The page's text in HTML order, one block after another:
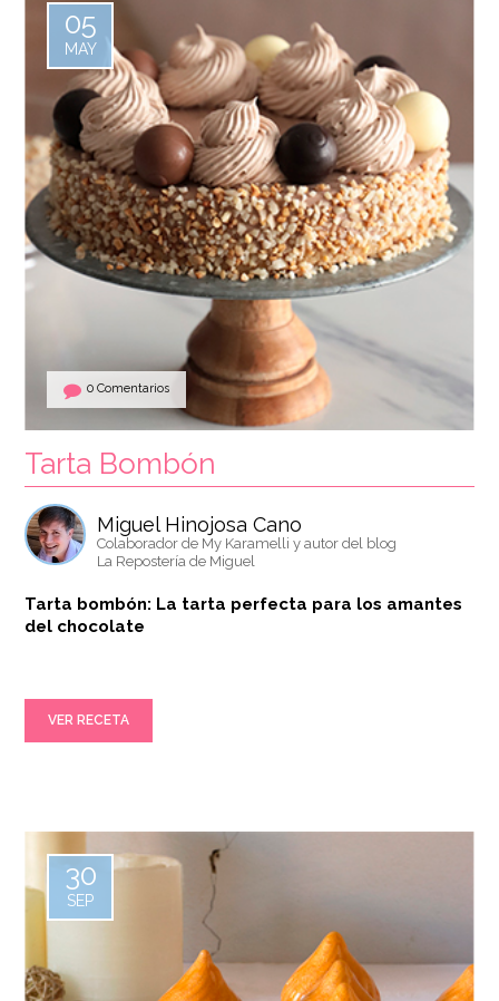
0 Comentarios
05
MAY
Tarta Bombón
Miguel Hinojosa Cano
Colaborador de My Karamelli y autor del blog
La Repostería de Miguel
Tarta bombón: La tarta perfecta para los amantes
del chocolate
VER RECETA
30
SEP